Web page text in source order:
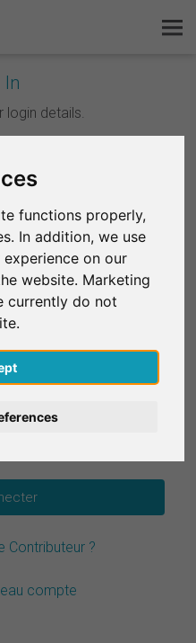
functions properly,
In addition, we use
on our
website. Marketing
currently do not
In
login details.
Google
Facebook
Contributeur ?
compte
SurveyCircle
gratuitement